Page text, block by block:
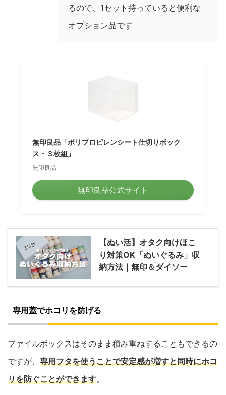
るので、1セット持っていると便利な
オプション品です
無印良品「ポリプロピレンシート仕切りボック
ス・３枚組」
無印良品
無印良品公式サイト
【ぬい活】オタク向けほこ
り対策OK「ぬいぐるみ」収
納方法｜無印＆ダイソー
専用蓋でホコリを防げる
ファイルボックスはそのまま積み重ねすることもできるの
ですが、 専用フタを使うことで安定感が増すと同時にホコ
リを防ぐことができます。